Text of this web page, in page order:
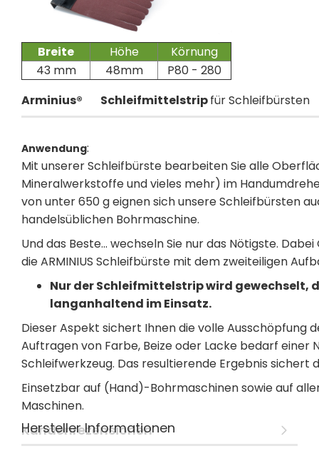
Breite Höhe
Körnung
43 mm
48mm
P80 - 280
Arminius®
Schleifmittelstripfür Schleifbürsten
Anwendung:
Mit unserer Schleifbürste bearbeiten Sie alle
Mineralwerkstoffe und vieles mehr) im
von unter 650 g eignen sich unsere Schleifbürsten
handelsüblichen Bohrmaschine.
Und das Beste... wechseln Sie nur das Nötigste.
die ARMINIUS Schleifbürste mit dem zweiteiligen
Nur der Schleifmittelstrip wird gewechselt,
langanhaltend im Einsatz.
Dieser Aspekt sichert Ihnen die volle Ausschöpfung
Auftragen von Farbe, Beize oder Lacke bedarf einer
Schleifwerkzeug. Das resultierende Ergebnis sichert
Einsetzbar auf (Hand)-Bohrmaschinen sowie auf
Maschinen.
Kundenrezensionen
Hersteller Informationen